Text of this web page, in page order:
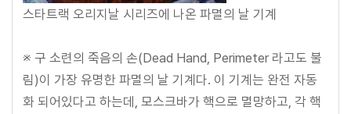
스타트랙 오리지날 시리즈에 나온 파멸의 날 기계
※ 구 소련의 죽음의 손(Dead Hand, Perimeter 라고도 불
림)이 가장 유명한 파멸의 날 기계다. 이 기계는 완전 자동
화 되어있다고 하는데, 모스크바가 핵으로 멸망하고, 각 핵